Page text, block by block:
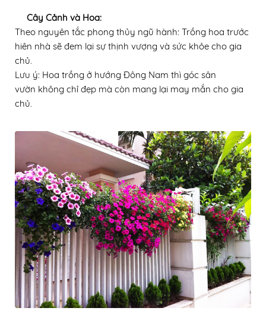
Cây Cảnh và Hoa:
Theo nguyên tắc phong thủy ngũ hành: Trồng hoa trước
hiên nhà sẽ đem lại sự thịnh vượng và sức khỏe cho gia
chủ.
Lưu ý: Hoa trồng ở hướng Đông Nam thì góc sân
vườn không chỉ đẹp mà còn mang lại may mắn cho gia
chủ.